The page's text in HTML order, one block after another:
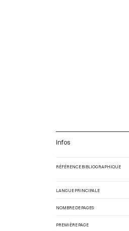
Infos
RÉFÉRENCE BIBLIOGRAPHIQUE
LANGUE PRINCIPALE
NOMBRE DE PAGES
PREMIÈRE PAGE